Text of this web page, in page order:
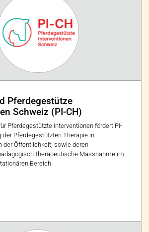
Pferdegestütze
Schweiz (PI-CH)
Pferdegestützte Interventionen fördert PI-
der Pferdegestützten Therapie in
der Öffentlichkeit, sowie deren
therapeutische Massnahme im
Bereich.